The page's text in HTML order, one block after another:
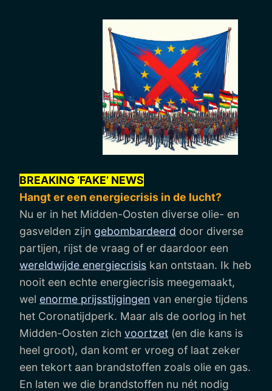
BREAKING ‘FAKE’ NEWS
Hangt er een energiecrisis in de lucht?
Nu er in het Midden-Oosten diverse olie- en
gasvelden zijn gebombardeerd door diverse
partijen, rijst de vraag of er daardoor een
wereldwijde energiecrisis kan ontstaan. Ik heb
nooit een echte energiecrisis meegemaakt,
wel enorme prijsstijgingen van energie tijdens
het Coronatijdperk. Maar als de oorlog in het
Midden-Oosten zich voortzet (en die kans is
heel groot), dan komt er vroeg of laat zeker
een tekort aan brandstoffen zoals olie en gas.
En laten we die brandstoffen nu nét nodig